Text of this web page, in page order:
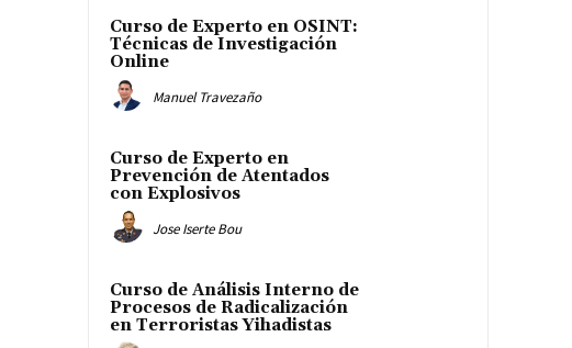
Curso de Experto en OSINT:
Técnicas de Investigación
Online
Manuel Travezaño
Curso de Experto en
Prevención de Atentados
con Explosivos
Jose Iserte Bou
Curso de Análisis Interno de
Procesos de Radicalización
en Terroristas Yihadistas